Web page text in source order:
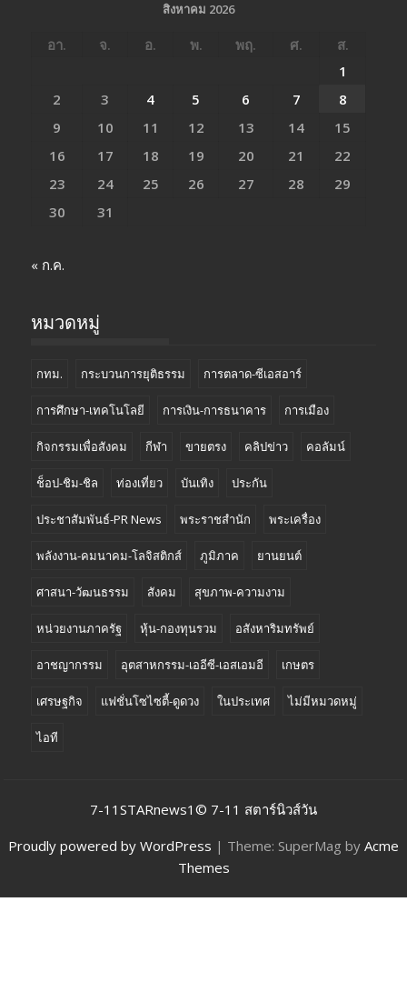
สิงหาคม 2026
อา. จ. อ. พ. พฤ. ศ.
ส.
1
2
3 4 5 6 7
8
9
10 11 12 13 14
15
16
17 18 19 20 21
22
23
24 25 26 27 28
29
30
31
« ก.ค.
หมวดหมู่
กทม. กระบวนการยุติธรรม การตลาด-ซีเอสอาร์
การศึกษา-เทคโนโลยี การเงิน-การธนาคาร การเมือง
กิจกรรมเพื่อสังคม กีฬา ขายตรง คลิปข่าว คอลัมน์
ช็อป-ชิม-ชิล ท่องเที่ยว บันเทิง ประกัน
ประชาสัมพันธ์-PR News พระราชสำนัก พระเครื่อง
พลังงาน-คมนาคม-โลจิสติกส์ ภูมิภาค ยานยนต์
ศาสนา-วัฒนธรรม สังคม สุขภาพ-ความงาม
หน่วยงานภาครัฐ หุ้น-กองทุนรวม อสังหาริมทรัพย์
อาชญากรรม อุตสาหกรรม-เออีซี-เอสเอมอี เกษตร
เศรษฐกิจ แฟชั่นโซไซตี้-ดูดวง ในประเทศ ไม่มีหมวดหมู่
ไอที
7-11STARnews1© 7-11 สตาร์นิวส์วัน
Proudly powered by WordPress | Theme: SuperMag by Acme
Themes